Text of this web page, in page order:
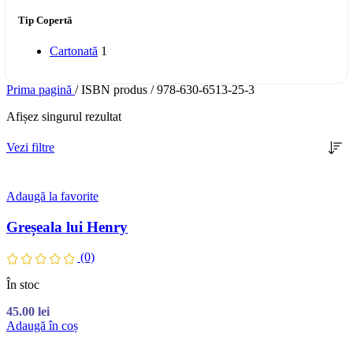
Tip Copertă
Cartonată 1
Prima pagină / ISBN produs / 978-630-6513-25-3
Afișez singurul rezultat
Vezi filtre
Adaugă la favorite
Greșeala lui Henry
(0)
În stoc
45.00 lei
Adaugă în coș